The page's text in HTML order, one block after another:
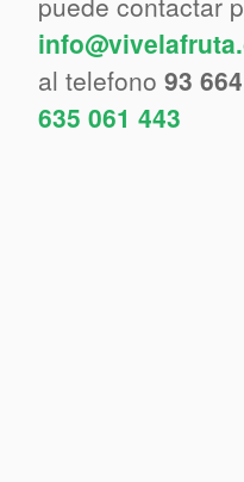
al telefono 93
635 061 443